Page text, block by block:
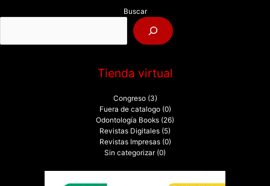
o
:
Buscar
Tienda virtual
Congreso (3)
Fuera de catalogo (0)
Odontología Books (26)
Revistas Digitales (5)
Revistas Impresas (0)
Sin categorizar (0)